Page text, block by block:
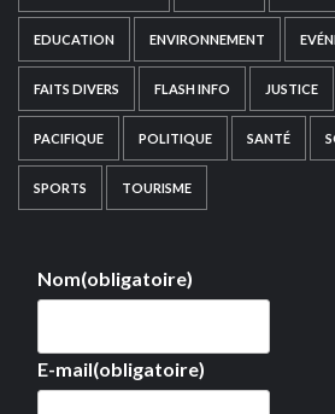
EDUCATION ENVIRONNEMENT
FAITS DIVERS FLASH INFO JUSTICE
PACIFIQUE POLITIQUE SANTÉ
SPORTS TOURISME
Nom(obligatoire)
E-mail(obligatoire)